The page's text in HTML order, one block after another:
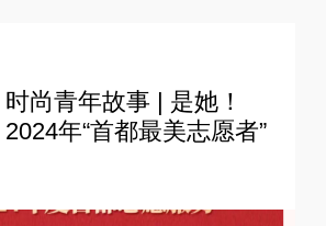
时尚青年故事 | 是她！
2024年“首都最美志愿者”